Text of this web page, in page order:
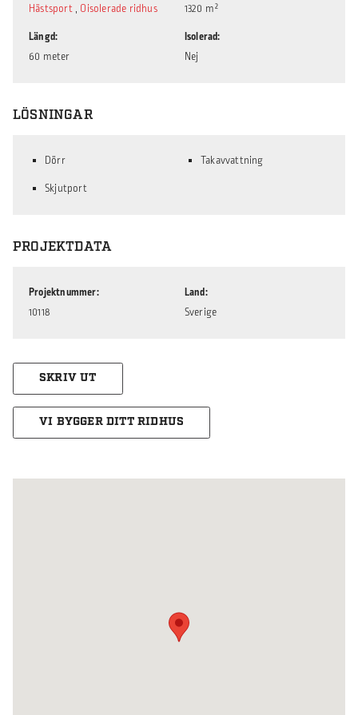
Hästsport , Oisolerade ridhus
Längd
60 meter
1320 m²
Isolerad
Nej
LÖSNINGAR
Dörr
Skjutport
Takavvattning
PROJEKTDATA
Projektnummer
10118
Land
Sverige
SKRIV UT
VI BYGGER DITT RIDHUS